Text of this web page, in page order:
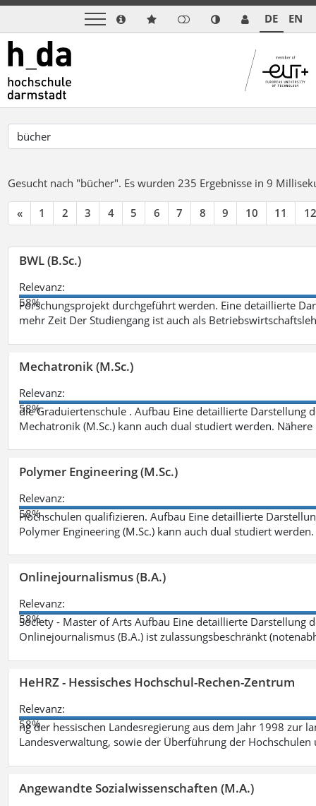
DE EN
Gesucht nach "bücher". Es wurden 235 Ergebnisse in 9
« 1 2 3 4 5 6 7 8 9 10 11 12
BWL (B.Sc.)
Relevanz:
58%
Forschungsprojekt durchgeführt werden. Eine detaillierte
mehr Zeit Der Studiengang ist auch als
Mechatronik (M.Sc.)
Relevanz:
58%
die Graduiertenschule . Aufbau Eine detaillierte Darstellung
Mechatronik (M.Sc.) kann auch dual studiert werden.
Polymer Engineering (M.Sc.)
Relevanz:
58%
Hochschulen qualifizieren. Aufbau Eine detaillierte
Polymer Engineering (M.Sc.) kann auch dual studiert
Onlinejournalismus (B.A.)
Relevanz:
58%
Society - Master of Arts Aufbau Eine detaillierte Darstellung
Onlinejournalismus (B.A.) ist zulassungsbeschränkt
HeHRZ - Hessisches Hochschul-Rechen-Zentrum
Relevanz:
58%
ng der hessischen Landesregierung aus dem Jahr 1998 zur
Landesverwaltung, sowie der Überführung der
Angewandte Sozialwissenschaften (M.A.)